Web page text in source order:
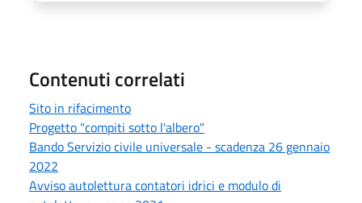
Contenuti correlati
Sito in rifacimento
Progetto "compiti sotto l'albero"
Bando Servizio civile universale - scadenza 26 gennaio
2022
Avviso autolettura contatori idrici e modulo di